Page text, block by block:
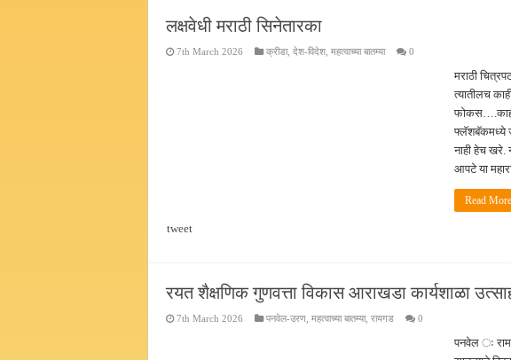
लक्षवेधी मराठी सिनेतारका
7th March 2026 क्रीडा, देश-विदेश महत्वाच्या बातम्या 0
मराठी
त्यातीलच
फ्लॅशबॅकमध्ये
नाही हेच खरे.
आपटे या
Read
tweet
रयत शैक्षणिक गुणवत्ता विकास आराखडा कार्यशाळा
7th March 2026 पनवेल-उरण महत्वाच्या बातम्या, रायगड 0
पनवेल ः